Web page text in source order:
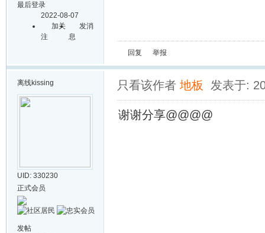
最后登录
2022-08-07
加关
注
发消
息
回复 举报
离线kissing
UID: 330230
正式会员
发帖
只看该作者 地板 发表于:
谢谢分享@@@@